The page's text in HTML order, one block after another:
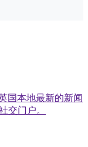
国本地最新的新闻
交门户。